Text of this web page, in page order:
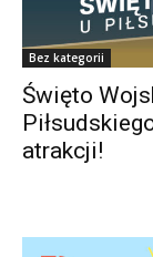
Bez kategorii
Święto
atrakcji!